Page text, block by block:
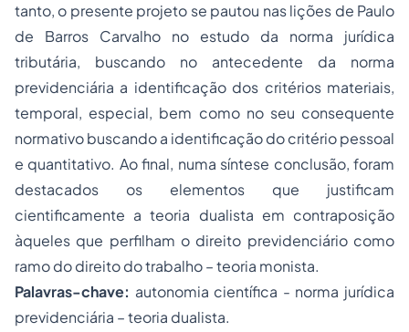
tanto, o presente projeto se pautou nas lições de Paulo
de Barros Carvalho no estudo da norma jurídica
tributária, buscando no antecedente da norma
previdenciária a identificação dos critérios materiais,
temporal, especial, bem como no seu consequente
normativo buscando a identificação do critério pessoal
e quantitativo. Ao final, numa síntese conclusão, foram
destacados os elementos que justificam
cientificamente a teoria dualista em contraposição
àqueles que perfilham o direito previdenciário como
ramo dodireito do trabalho– teoria monista.
Palavras-chave: autonomia científica - norma jurídica
previdenciária – teoria dualista.